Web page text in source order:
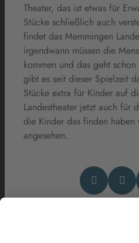
Theater, das ist etwas für
Stücke schließlich auch
findet das Memmingen
irgendwann müssen die
kommen und das geht
gibt es seit dieser Spielzeit
Stücke extra für Kinder auf
Landestheater jetzt auch für
die Kinder das finden haben
angesehen.